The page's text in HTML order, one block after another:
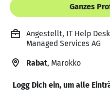
Ganzes
Angestellt, IT Help
Managed Services AG
Rabat, Marokko
Logg Dich ein, um alle